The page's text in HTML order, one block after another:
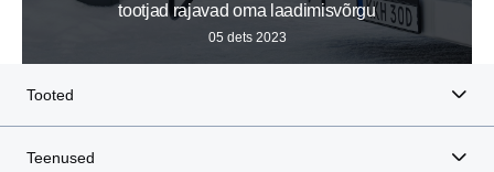
tootjad rajavad oma laadimisvõrgu
05 dets 2023
Tooted
Teenused